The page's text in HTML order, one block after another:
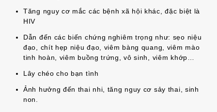
Tăng nguy cơ mắc các bệnh xã hội khác, đặc biệt là
HIV
Dẫn đến các biến chứng nghiêm trọng như: sẹo niệu
đạo, chít hẹp niệu đạo, viêm bàng quang, viêm mào
tinh hoàn, viêm buồng trứng, vô sinh, viêm khớp…
Lây chéo cho bạn tình
Ảnh hưởng đến thai nhi, tăng nguy cơ sảy thai, sinh
non.